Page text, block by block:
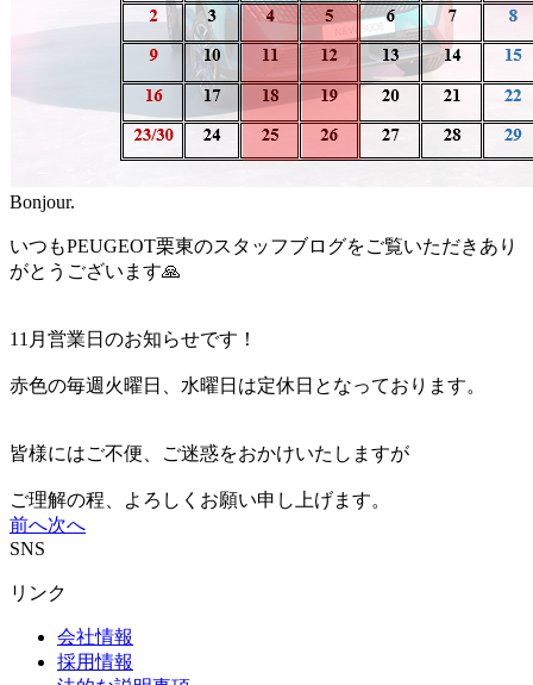
Bonjour.
いつもPEUGEOT栗東のスタッフブログをご覧いただきあり
がとうございます🙏
11月営業日のお知らせです！
赤色の毎週火曜日、水曜日は定休日となっております。
皆様にはご不便、ご迷惑をおかけいたしますが
ご理解の程、よろしくお願い申し上げます。
前へ次へ
SNS
リンク
会社情報
採用情報